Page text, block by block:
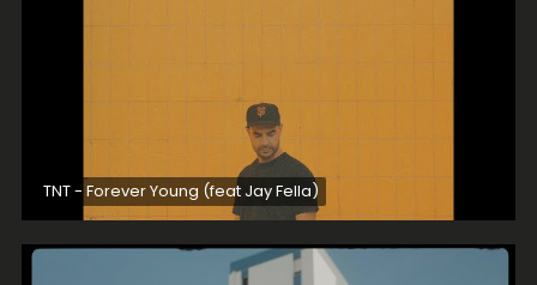
TNT - Forever Young (feat Jay Fella)